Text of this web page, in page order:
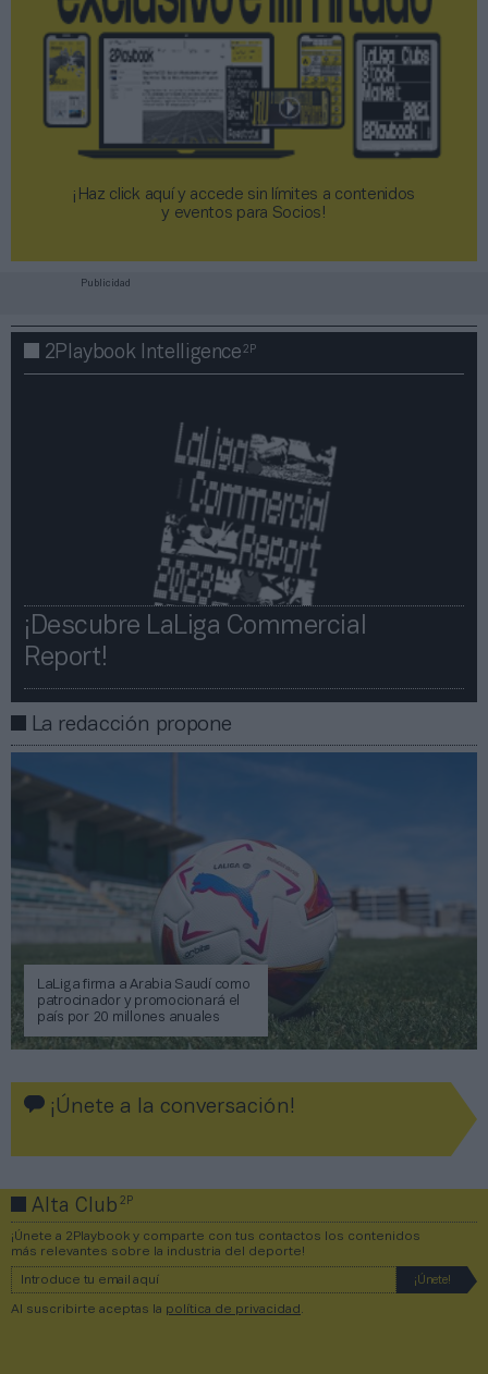
¡Haz click aquí y accede sin límites a contenidos
y eventos para Socios!​​​​​​​
Publicidad
2Playbook Intelligence2P
¡Descubre LaLiga Commercial
Report!​​
La redacción propone
LaLiga firma a Arabia Saudí como
patrocinador y promocionará el
país por 20 millones anuales
¡Únete a la conversación!
Alta Club2P
¡Únete a 2Playbook y comparte con tus contactos los contenidos
más relevantes sobre la industria del deporte!
Al suscribirte aceptas la política de privacidad